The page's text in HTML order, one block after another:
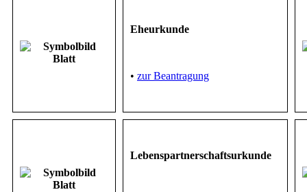
Eheurkunde
• zur Beantragung
Lebenspartnerschaftsurkunde